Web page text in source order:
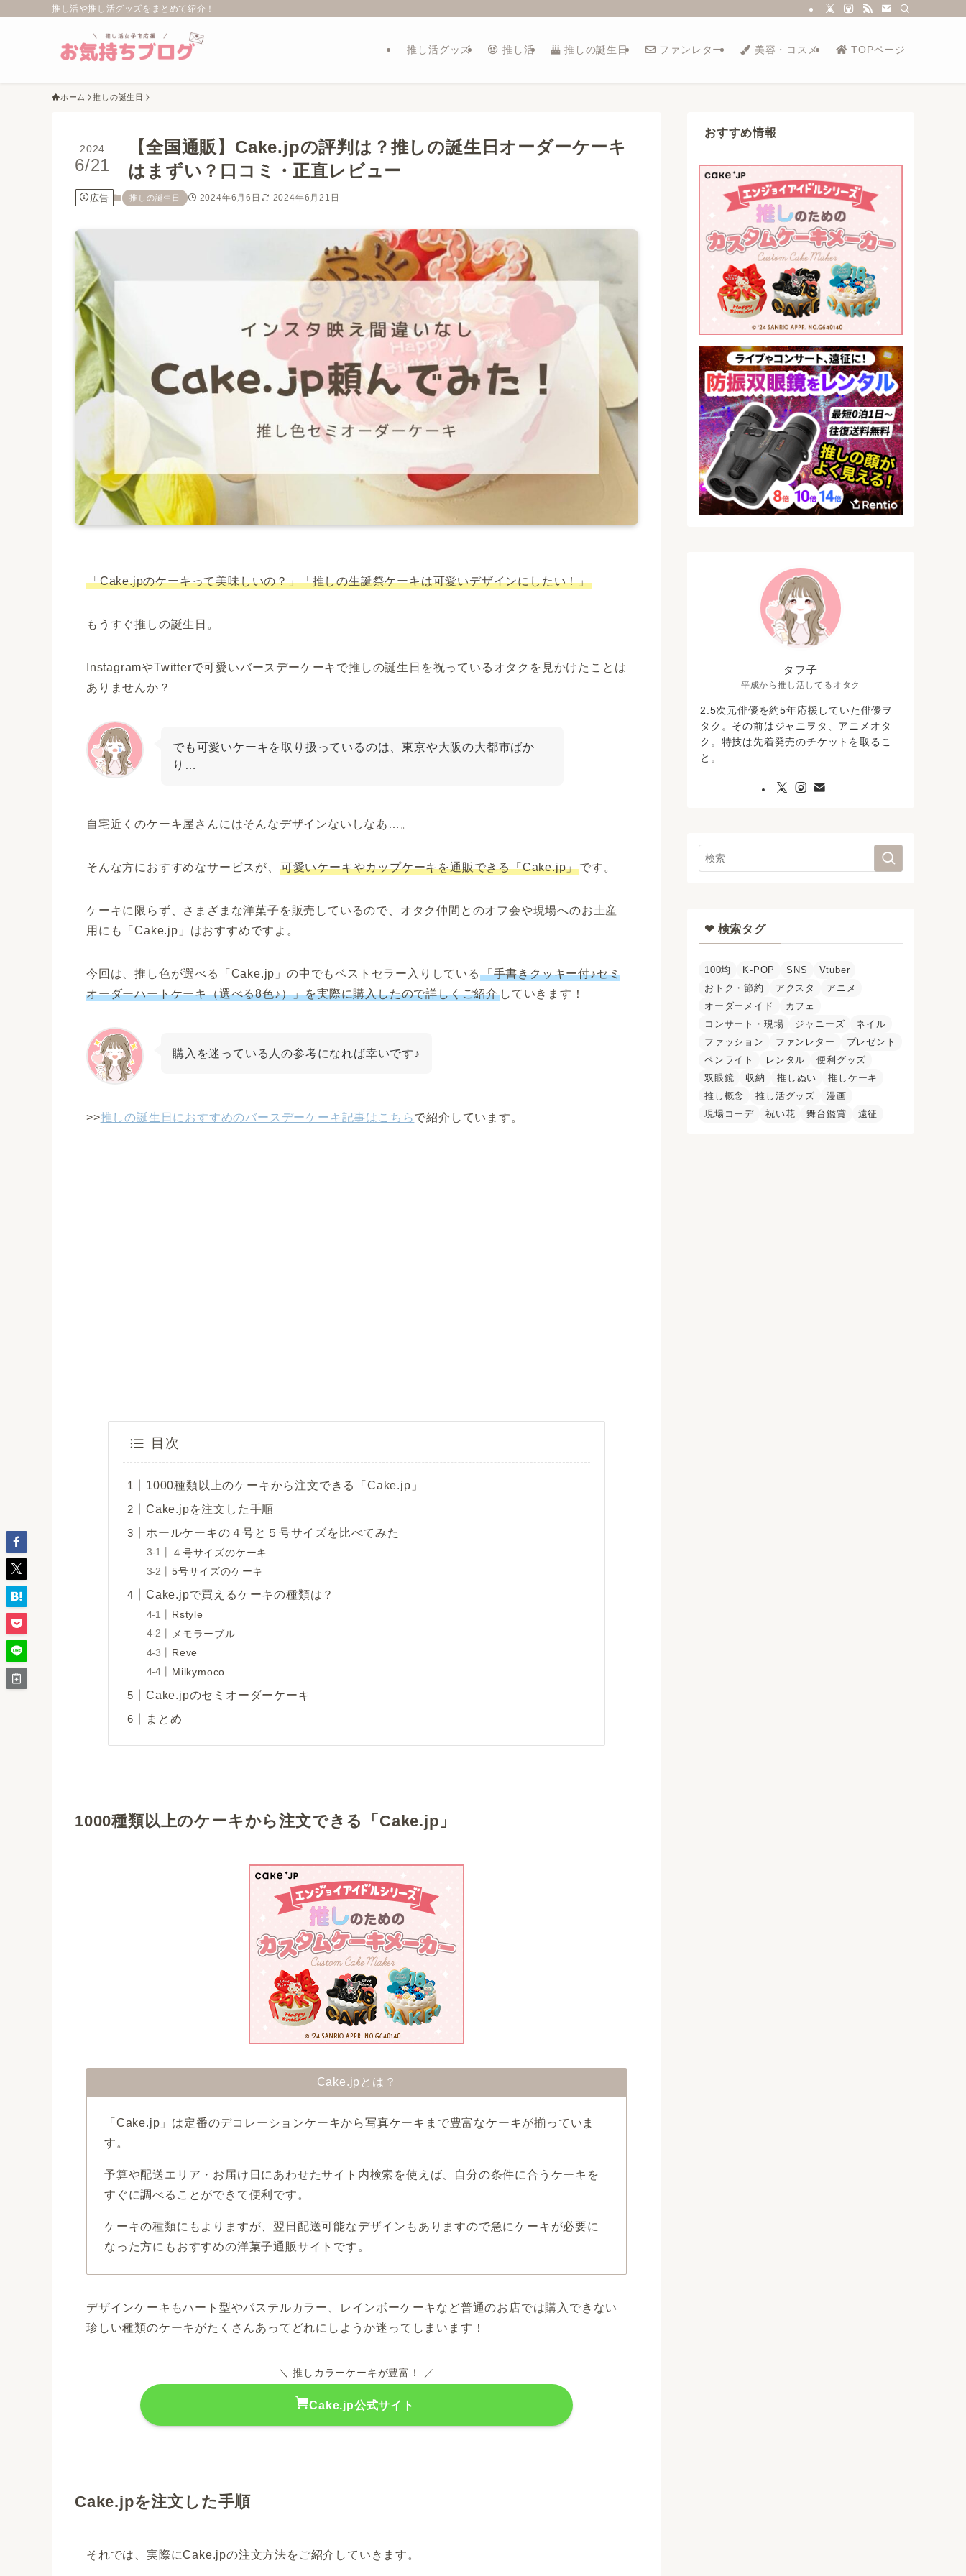
推し活や推し活グッズをまとめて紹介！
推し活グッズ 推し活 推しの誕生日 ファンレター 美容・コスメ TOPページ
ホーム 推しの誕生日
【全国通販】Cake.jpの評判は？推しの誕生日オーダーケーキ
はまずい？口コミ・正直レビュー
2024
6/21
広告 推しの誕生日 2024年6月6日 2024年6月21日
「Cake.jpのケーキって美味しいの？」「推しの生誕祭ケーキは可愛いデザインにしたい！」
もうすぐ推しの誕生日。
InstagramやTwitterで可愛いバースデーケーキで推しの誕生日を祝っているオタクを見かけたことは
ありませんか？
でも可愛いケーキを取り扱っているのは、東京や大阪の大都市ばか
り…
自宅近くのケーキ屋さんにはそんなデザインないしなあ…。
そんな方におすすめなサービスが、 可愛いケーキやカップケーキを通販できる「Cake.jp」です。
ケーキに限らず、さまざまな洋菓子を販売しているので、オタク仲間とのオフ会や現場へのお土産
用にも「Cake.jp」はおすすめですよ。
今回は、推し色が選べる「Cake.jp」の中でもベストセラー入りしている 「手書きクッキー付♪セミ
オーダーハートケーキ（選べる8色♪）」を実際に購入したので詳しくご紹介 していきます！
購入を迷っている人の参考になれば幸いです♪
>>推しの誕生日におすすめのバースデーケーキ記事はこちらで紹介しています。
目次
1000種類以上のケーキから注文できる「Cake.jp」
Cake.jpを注文した手順
ホールケーキの４号と５号サイズを比べてみた
４号サイズのケーキ
5号サイズのケーキ
Cake.jpで買えるケーキの種類は？
Rstyle
メモラーブル
Reve
Milkymoco
Cake.jpのセミオーダーケーキ
まとめ
1000種類以上のケーキから注文できる「Cake.jp」
Cake.jpとは？
「Cake.jp」は定番のデコレーションケーキから写真ケーキまで豊富なケーキが揃っていま
す。
予算や配送エリア・お届け日にあわせたサイト内検索を使えば、自分の条件に合うケーキを
すぐに調べることができて便利です。
ケーキの種類にもよりますが、翌日配送可能なデザインもありますので急にケーキが必要に
なった方にもおすすめの洋菓子通販サイトです。
デザインケーキもハート型やパステルカラー、レインボーケーキなど普通のお店では購入できない
珍しい種類のケーキがたくさんあってどれにしようか迷ってしまいます！
＼ 推しカラーケーキが豊富！ ／
Cake.jp公式サイト
Cake.jpを注文した手順
それでは、実際にCake.jpの注文方法をご紹介していきます。
おすすめ情報
タフ子
平成から推し活してるオタク
2.5次元俳優を約5年応援していた俳優ヲ
タク。その前はジャニヲタ、アニメオタ
ク。特技は先着発売のチケットを取るこ
と。
❤︎ 検索タグ
100均 K-POP SNS
Vtuber
おトク・節約
アクスタ
アニメ
オーダーメイド
カフェ
コンサート・現場
ジャニーズ
ネイル
ファッション
ファンレター
プレゼント
ペンライト
レンタル
便利グッズ
双眼鏡
収納 推しぬい
推しケーキ
推し概念
推し活グッズ
漫画
現場コーデ
祝い花 舞台鑑賞 遠征